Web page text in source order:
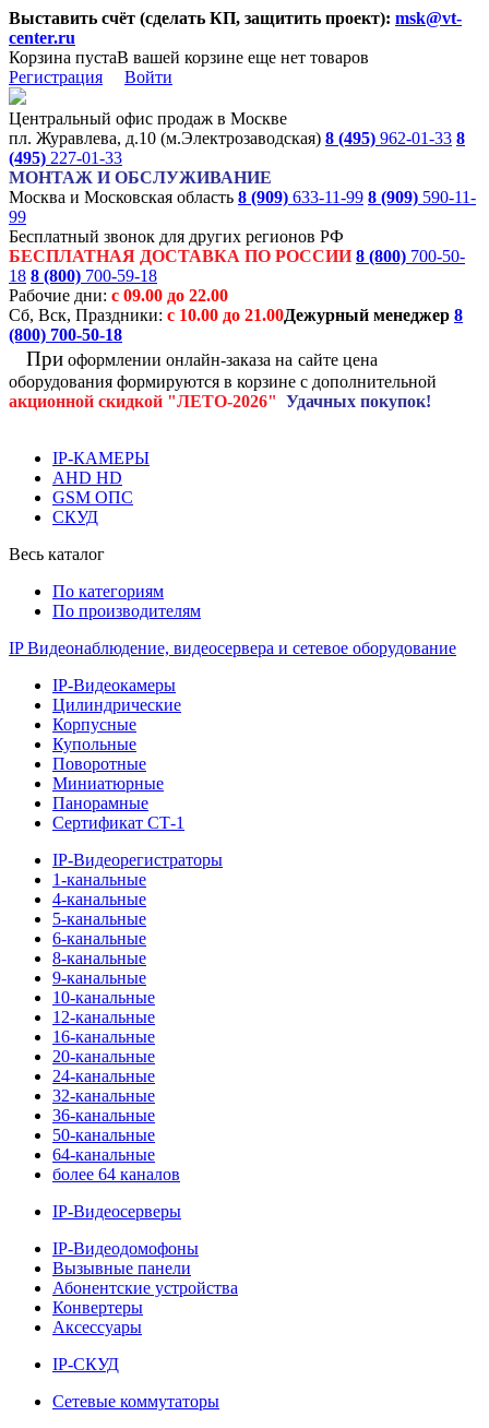
Выставить счёт (сделать КП, защитить проект): msk@vt-
center.ru
Корзина пустаВ вашей корзине еще нет товаров
Регистрация
Войти
Центральный офис продаж в Москве
пл. Журавлева, д.10 (м.Электрозаводская) 8 (495) 962-01-33 8
(495) 227-01-33
МОНТАЖ И ОБСЛУЖИВАНИЕ
Москва и Московская область 8 (909) 633-11-99 8 (909) 590-11-
99
Бесплатный звонок для других регионов РФ
БЕСПЛАТНАЯ ДОСТАВКА ПО РОССИИ 8 (800) 700-50-
18 8 (800) 700-59-18
Рабочие дни: с 09.00 до 22.00
Сб, Вск, Праздники: с 10.00 до 21.00Дежурный менеджер 8
(800) 700-50-18
При оформлении онлайн-заказа на сайте цена
оборудования формируются в корзине с дополнительной
акционной скидкой "ЛЕТО-2026" Удачных покупок!
IP-КАМЕРЫ
AHD HD
GSM ОПС
СКУД
Весь каталог
По категориям
По производителям
IP Видеонаблюдение, видеосервера и сетевое оборудование
IP-Видеокамеры
Цилиндрические
Корпусные
Купольные
Поворотные
Миниатюрные
Панорамные
Сертификат СТ-1
IP-Видеорегистраторы
1-канальные
4-канальные
5-канальные
6-канальные
8-канальные
9-канальные
10-канальные
12-канальные
16-канальные
20-канальные
24-канальные
32-канальные
36-канальные
50-канальные
64-канальные
более 64 каналов
IP-Видеосерверы
IP-Видеодомофоны
Вызывные панели
Абонентские устройства
Конвертеры
Аксессуары
IP-СКУД
Сетевые коммутаторы